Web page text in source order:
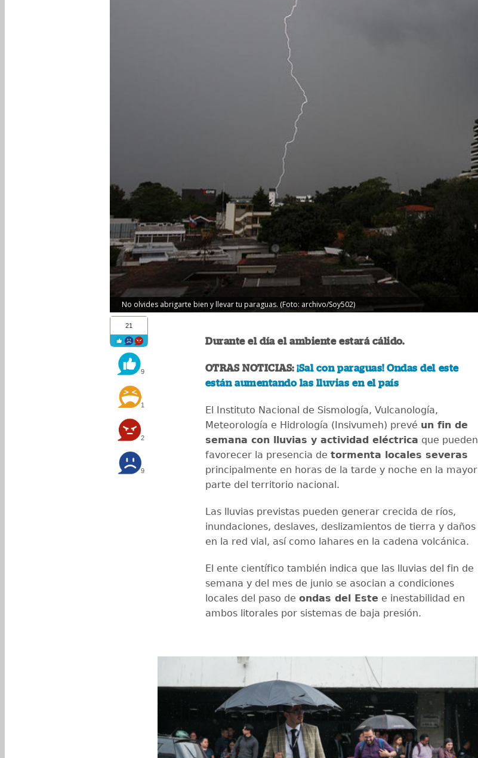
No olvides abrigarte bien y llevar tu paraguas. (Foto: archivo/Soy502)
21
9
1
2
9
Durante el día el ambiente estará cálido.
OTRAS NOTICIAS:¡Sal con paraguas! Ondas del este
están aumentando las lluvias en el país
El Instituto Nacional de Sismología, Vulcanología,
Meteorología e Hidrología (Insivumeh) prevé un fin de
semana con lluvias y actividad eléctrica que pueden
favorecer la presencia de tormenta locales severas
principalmente en horas de la tarde y noche en la mayor
parte del territorio nacional.
Las lluvias previstas pueden generar crecida de ríos,
inundaciones, deslaves, deslizamientos de tierra y daños
en la red vial, así como lahares en la cadena volcánica.
El ente científico también indica que las lluvias del fin de
semana y del mes de junio se asocian a condiciones
locales del paso de ondas del Este e inestabilidad en
ambos litorales por sistemas de baja presión.